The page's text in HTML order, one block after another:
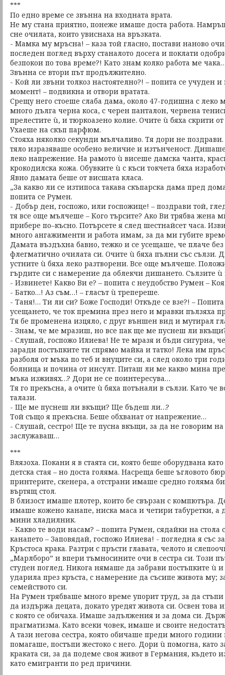
***
По едно време се звънна на входната врата.
Не му стана приятно, понеже имаше доста работа.
сне очилата, които увиснаха на връзката.
- Мамка му мръсна! – каза той гласно, постави наново
последен поглед върху станалото досега и поклати
безпокои по това време?! Като знам колко работа ме
Звънна се втори път продължително.
- Кой ли звъни толкоз настоятелно?! – попита се учуден
момент! – подвикна и отвори вратата.
Срещу него стоеше слаба дама, около 47-годишна с леко
много дълга черна коса, с черен панталон, червена
прелестите ù, и тюркоазено колие. Очите ù бяха скрити
Ухаеше на скъп парфюм.
Стояха няколко секунди мълчаливо. Тя дори не
тяло изразяваше особено величие и изтънченост.
леко напрежение. На рамото ù висеше дамска чанта,
крокодилска кожа. Обувките ù с къси токчета бяха
Явно дамата беше от висшата класа.
„За какво ли се изтипоса такава скъпарска дама пред
попита се Румен.
- Добър ден, госпожо, или госпожице! – поздрави той,
тя все още мълчеше – Кого търсите? Ако Ви трябва жена
прибере по–късно. Потърсете я след шестнайсет часа.
много ангажименти и работа имам, за да ми губите
Дамата въздъхна бавно, тежко и се усещаше, че плаче без
флегматично очилата си. Очите ù бяха пълни със сълзи.
устните ù бяха леко разтворени. Все още мълчеше.
гърдите си с намерение да облекчи дишането. Сълзите ù
- Извинете! Какво Ви е? – попита с неудобство Румен –
- Батко…! Аз съм…! – гласът ù трепереше.
- Таня!… Ти ли си? Боже Господи! Откъде се взе?! –
усещането, че ток премина през него и мравки пълзяха
Тя бе променена изцяло, с друг външен вид и мутирал
- Знам, че ме мразиш, но все пак ще ме пуснеш ли
- Слушай, госпожо Илиева! Не те мразя и бъди сигурна,
заради постъпките ти спрямо майка и татко! Лека им
разболя от мъка по теб и внуците си, а след около три
болница и почина от инсулт. Питаш ли ме какво мина
мъка изживях…? Дори не се поинтересува…
Тя го прекъсна, а очите ù бяха потънали в сълзи. Като че
талази.
- Ще ме пуснеш ли вкъщи? Ще бъдеш ли…?
Той също я прекъсна. Беше обхванат от напрежение…
- Слушай, сестро! Ще те пусна вкъщи, за да не говорим
заслужаваш…
***
Влязоха. Покани я в стаята си, която беше оборудвана
детска стая – но доста голяма. Насреща беше ъгловото
принтерите, скенера, а отстрани имаше средно голяма
въртящ стол.
В близост имаше плотер, които бе свързан с компютъра.
имаше кожено канапе, ниска маса и четири табуретки, а
мини хладилник.
- Какво те води насам? – попита Румен, сядайки на стола
канапето – Заповядай, госпожо Илиева! - погледна я със
Кръстоса крака. Разтри с пръсти главата, челото и
„Марлборо” и впери тъмносините очи в сестра си. Този
студен поглед. Никога нямаше да забрави постъпките ù и
ударила през кръста, с намерение да съсипе живота му;
семейството си.
На Румен трябваше много време упорит труд, за да
да издържа децата, докато уредят живота си. Освен това
с която се обичаха. Имаше задължения и за дома си.
прагматизма. Като всеки човек, имаше и своите
А тази негова сестра, която обичаше преди много
помагаше, постъпи жестоко с него. Дори ù помогна, като
краката си, за да подеме своя живот в Германия, където
като емигранти по ред причини.